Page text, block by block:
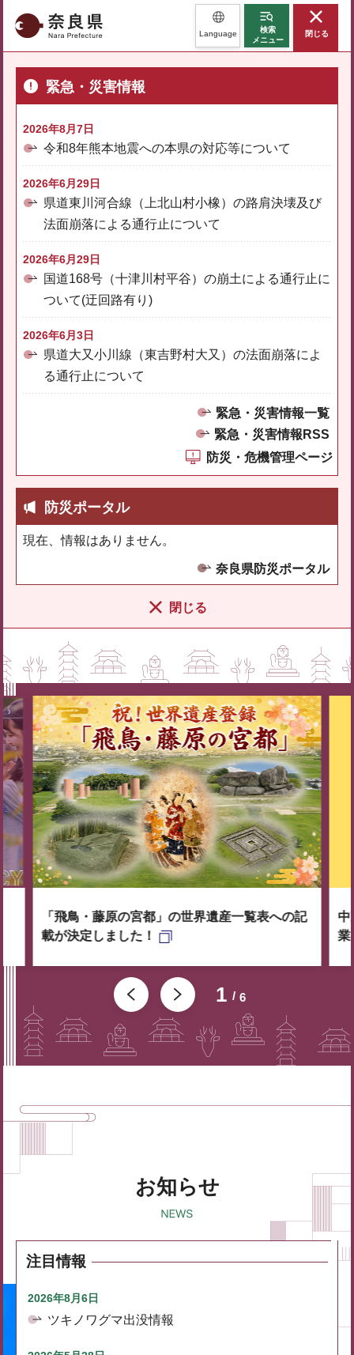
奈良県 Language
検索
メニュー
閉じる
緊急・災害情報
2026年8月7日
令和8年熊本地震への本県の対応等について
2026年6月29日
県道東川河合線（上北山村小橡）の路肩決壊及び
法面崩落による通行止について
2026年6月29日
国道168号（十津川村平谷）の崩土による通行止に
ついて(迂回路有り)
2026年6月3日
県道大又小川線（東吉野村大又）の法面崩落によ
る通行止について
緊急・災害情報一覧
緊急・災害情報RSS
防災・危機管理ページ
防災ポータル
現在、情報はありません。
奈良県防災ポータル
閉じる
1 6
「飛鳥・藤原の宮都」の世界遺産一覧表への記
載が決定しました！
中
業
お知らせ
注目情報
2026年8月6日
ツキノワグマ出没情報